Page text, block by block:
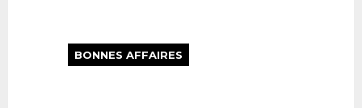
BONNES AFFAIRES